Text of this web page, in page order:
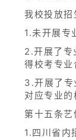
我校投放招
1.未开展专
2.开展了专
得校考专业
3.开展了专
对应专业的
第十五条艺
1.四川省内